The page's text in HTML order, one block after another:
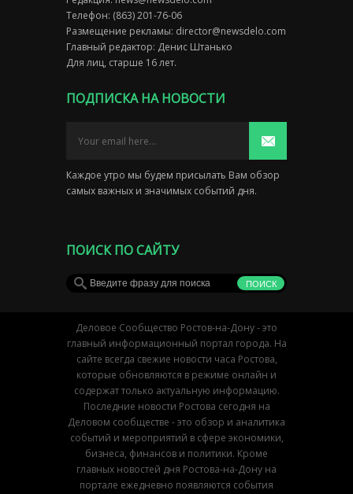
Телефон: (863) 201-76-06
Размещение рекламы: director@newsdelo.com
Главный редактор: Денис Штанько
Для лиц, старше 16 лет.
ПОДПИСКА НА НОВОСТИ
Каждое утро мы будем присылать Вам обзор
самых важных и значимых событий дня.
ПОИСК ПО САЙТУ
Деловое Сообщество Ростов-на-Дону - это
главный информационный портал города. На
сайте всегда свежие новости часа Ростова,
которые обновляются в режиме онлайн и
содержат только актуальную информацию.
Последние новости Ростова сегодня на
Деловом сообществе - это обзор и аналитика
событий и мероприятий в сфере экономики,
бизнеса, финансов и политики. Кроме
главных новостей дня Ростова-на-Дону на
портале ежедневно появляются события